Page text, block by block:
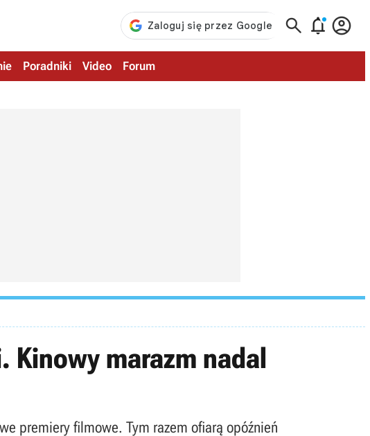
  
Poradniki Video Forum
Kinowy marazm nadal
premiery filmowe. Tym razem ofiarą opóźnień